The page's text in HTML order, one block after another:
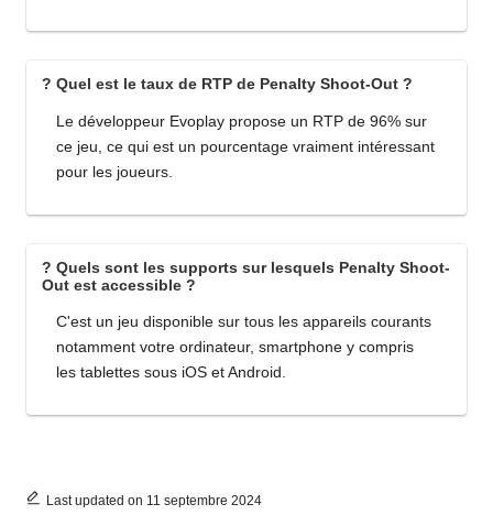
? Quel est le taux de RTP de Penalty Shoot-Out ?
Le développeur Evoplay propose un RTP de 96% sur
ce jeu, ce qui est un pourcentage vraiment intéressant
pour les joueurs.
? Quels sont les supports sur lesquels Penalty Shoot-
Out est accessible ?
C'est un jeu disponible sur tous les appareils courants
notamment votre ordinateur, smartphone y compris
les tablettes sous iOS et Android.
Last updated on 11 septembre 2024